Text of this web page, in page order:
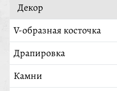
Декор
V-образная косточка
Драпировка
Камни